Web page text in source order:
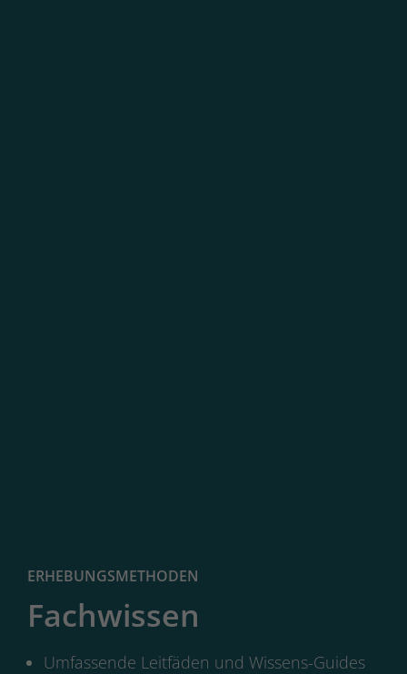
ERHEBUNGSMETHODEN
Fachwissen
Umfassende Leitfäden und Wissens-Guides